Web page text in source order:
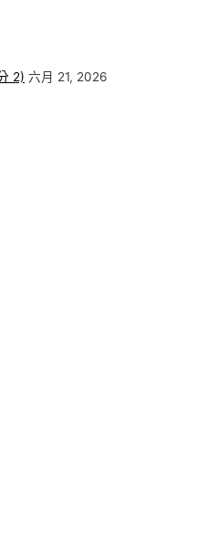
2) 六月 21, 2026